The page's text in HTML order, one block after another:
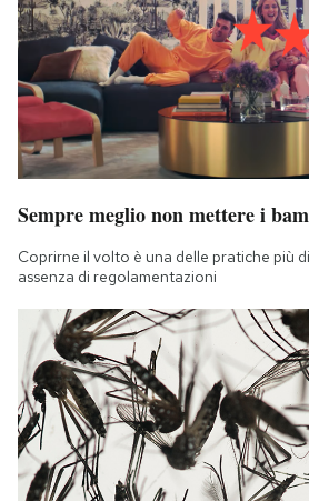
Sempre meglio non mettere i
Coprirne il volto è una delle pratiche più
assenza di regolamentazioni